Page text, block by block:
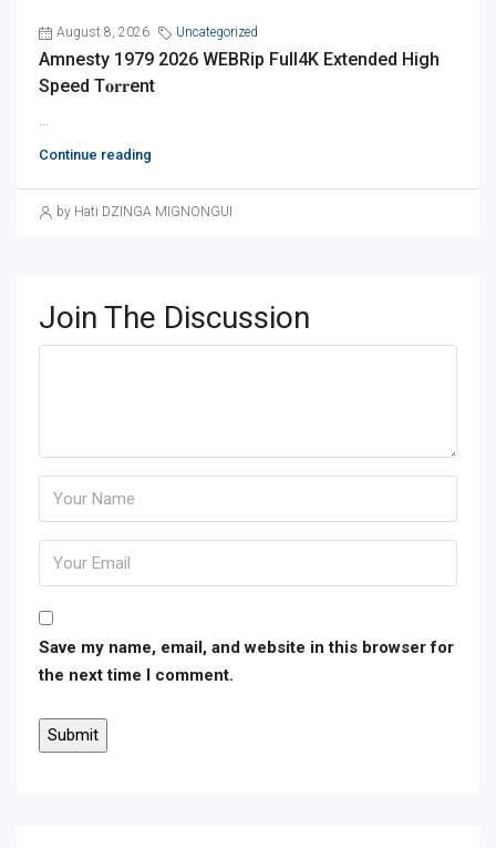
August 8, 2026 Uncategorized
Amnesty 1979 2026 WEBRip Full4K Extended High
Speed T𝐨𝐫𝐫ent
...
Continue reading
by Hati DZINGA MIGNONGUI
Join The Discussion
Save my name, email, and website in this browser for
the next time I comment.